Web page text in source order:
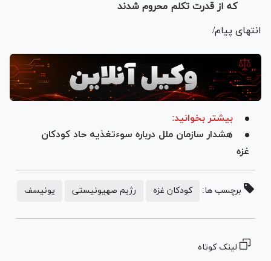
که از قدرت تکلم محروم شدند
انتهای پیام/
بیشتر بخوانید:
هشدار سازمان ملل درباره سوءتغذیه حاد کودکان
غزه
برچسب ها: کودکان غزه رژیم صهیونیستی یونیسف
لینک کوتاه